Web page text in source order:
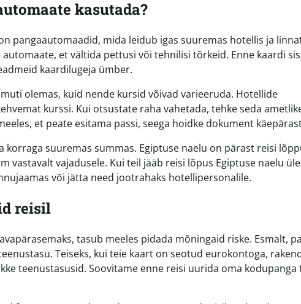
kasutada?
pangaautomaadid, mida leidub igas suuremas hotellis ja
et vältida pettusi või tehnilisi tõrkeid. Enne kaardi
kaardilugeja ümber.
olemas, kuid nende kursid võivad varieeruda. Hotellide
kurssi. Kui otsustate raha vahetada, tehke seda
et peate esitama passi, seega hoidke dokument
korraga suuremas summas. Egiptuse naelu on pärast reisi
vastavalt vajadusele. Kui teil jääb reisi lõpus Egiptuse naelu
või jätta need jootrahaks hotellipersonalile.
reisil
tasub meeles pidada mõningaid riske. Esmalt,
Teiseks, kui teie kaart on seotud eurokontoga,
teenustasusid. Soovitame enne reisi uurida oma kodupanga